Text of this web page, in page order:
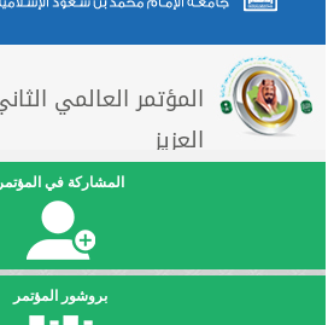
المؤتمر العالمي
العزيز
المشاركة في المؤتمر
بروشور المؤتمر